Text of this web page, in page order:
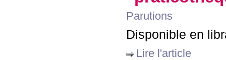
Parutions
Disponible en
Lire l'article